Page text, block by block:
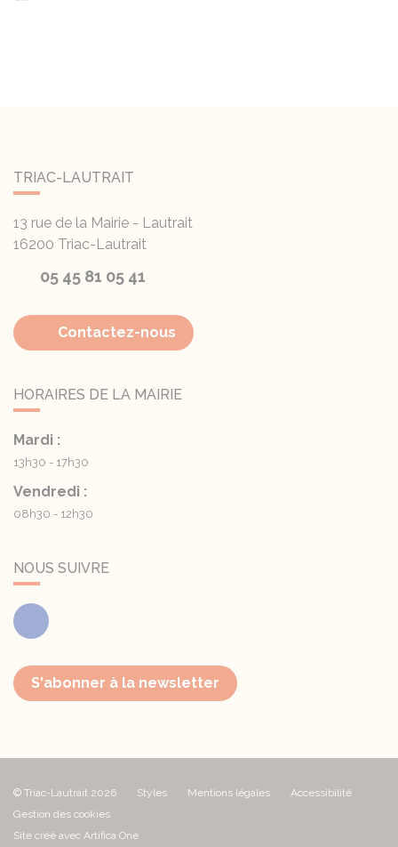
TRIAC-LAUTRAIT
13 rue de la Mairie - Lautrait
16200 Triac-Lautrait
05 45 81 05 41
Contactez-nous
HORAIRES DE LA MAIRIE
Mardi :
13h30 - 17h30
Vendredi :
08h30 - 12h30
NOUS SUIVRE
Facebook
S'abonner à la newsletter
© Triac-Lautrait 2026 Styles Mentions légales
Accessibilité
Gestion des cookies
Site créé avec Artifica One